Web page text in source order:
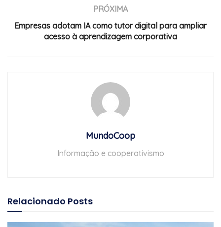
PRÓXIMA
Empresas adotam IA como tutor digital para ampliar
acesso à aprendizagem corporativa
MundoCoop
Informação e cooperativismo
Relacionado Posts